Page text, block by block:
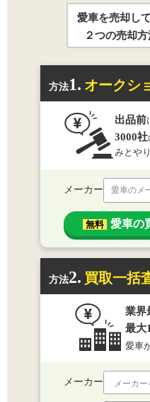
愛車を売却して
２つの売却
方法1. オークシ
出品前
3000社
みとや
メーカー 愛車のメ
無料 愛車の
方法2. 買取一括
業界
最大
愛車
メーカー